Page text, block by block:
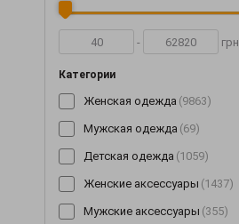
- грн.
Категории
Женская одежда (9863)
Мужская одежда (69)
Детская одежда (1059)
Женские аксессуары (1437)
Мужские аксессуары (355)